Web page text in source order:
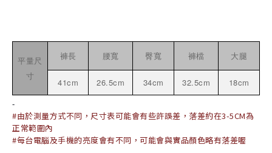
平量尺
寸
褲長 腰寬 臀寬 褲檔 大腿
41cm 26.5cm 34cm 32.5cm 18cm
-
#由於測量方式不同，尺寸表可能會有些許誤差，落差約在3-5CM為
正常範圍內
#每台電腦及手機的亮度會有不同，可能會與實品顏色略有落差喔